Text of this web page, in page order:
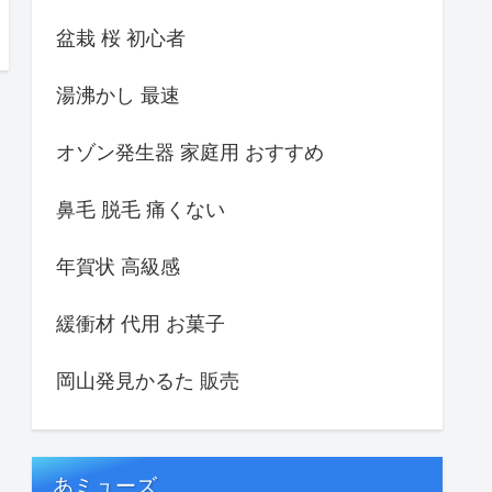
盆栽 桜 初心者
湯沸かし 最速
オゾン発生器 家庭用 おすすめ
鼻毛 脱毛 痛くない
年賀状 高級感
緩衝材 代用 お菓子
岡山発見かるた 販売
あミューズ